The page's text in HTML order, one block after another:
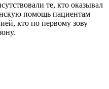
те, кто оказывал
помощь пациентам
кто по первому зову